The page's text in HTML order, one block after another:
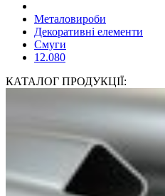
Металовироби
Декоративні елементи
Смуги
12.080
КАТАЛОГ ПРОДУКЦІЇ: